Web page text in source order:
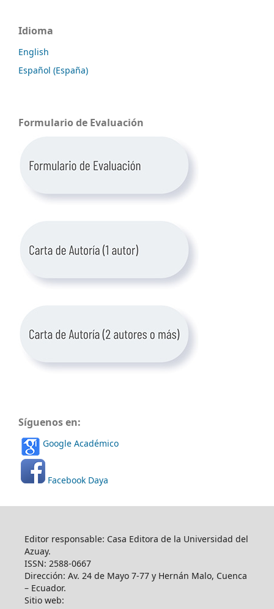
Idioma
English
Español (España)
Formulario de Evaluación
Síguenos en:
Google Académico
Facebook Daya
Editor responsable: Casa Editora de la Universidad del
Azuay.
ISSN: 2588-0667
Dirección: Av. 24 de Mayo 7-77 y Hernán Malo, Cuenca
– Ecuador.
Sitio web: